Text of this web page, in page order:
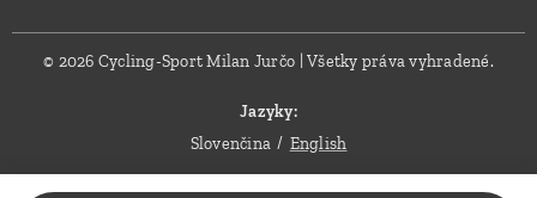
© 2026 Cycling-Sport Milan Jurčo | Všetky práva vyhradené.
Jazyky
Slovenčina
English